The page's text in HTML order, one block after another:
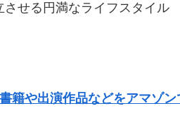
せる円満なライフスタイル
籍や出演作品などをアマゾ